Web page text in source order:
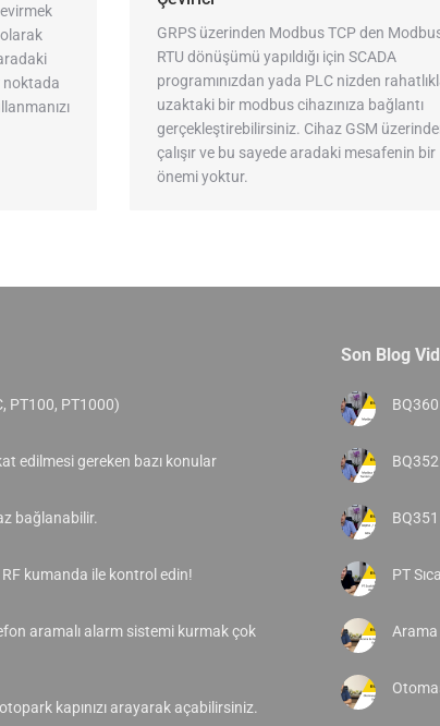
olarak
noktada
GRPS üzerinden Modbus TCP den
RTU dönüşümü yapıldığı için SCADA
programınızdan yada PLC nizden
uzaktaki bir modbus cihazınıza bağlantı
gerçekleştirebilirsiniz. Cihaz GSM
çalışır ve bu sayede aradaki mesafenin bir
önemi yoktur.
PT100, PT1000)
edilmesi gereken bazı konular
bağlanabilir.
RF kumanda ile kontrol edin!
aramalı alarm sistemi kurmak çok
kapınızı arayarak açabilirsiniz.
Son Blog
PT
Arama